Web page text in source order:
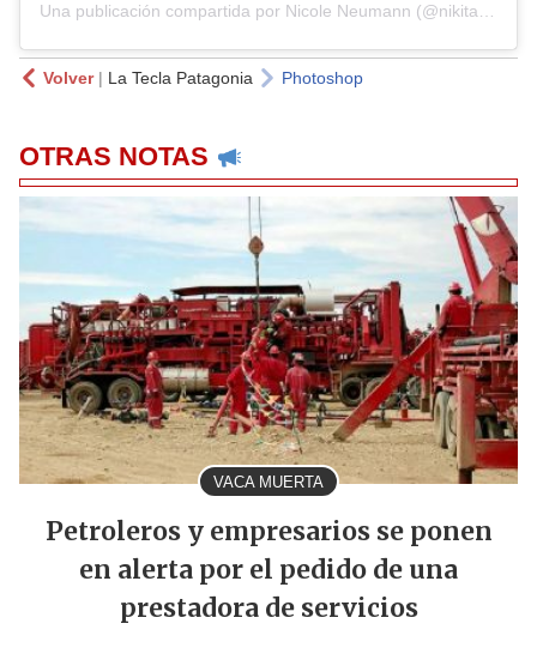
Una publicación compartida por Nicole Neumann (@nikitaneumannoficial) el
Volver| La Tecla Patagonia Photoshop
OTRAS NOTAS
VACA MUERTA
Petroleros y empresarios se ponen
en alerta por el pedido de una
prestadora de servicios